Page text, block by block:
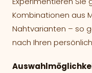
Kombinationen aus
Nahtvarianten – so
nach Ihren